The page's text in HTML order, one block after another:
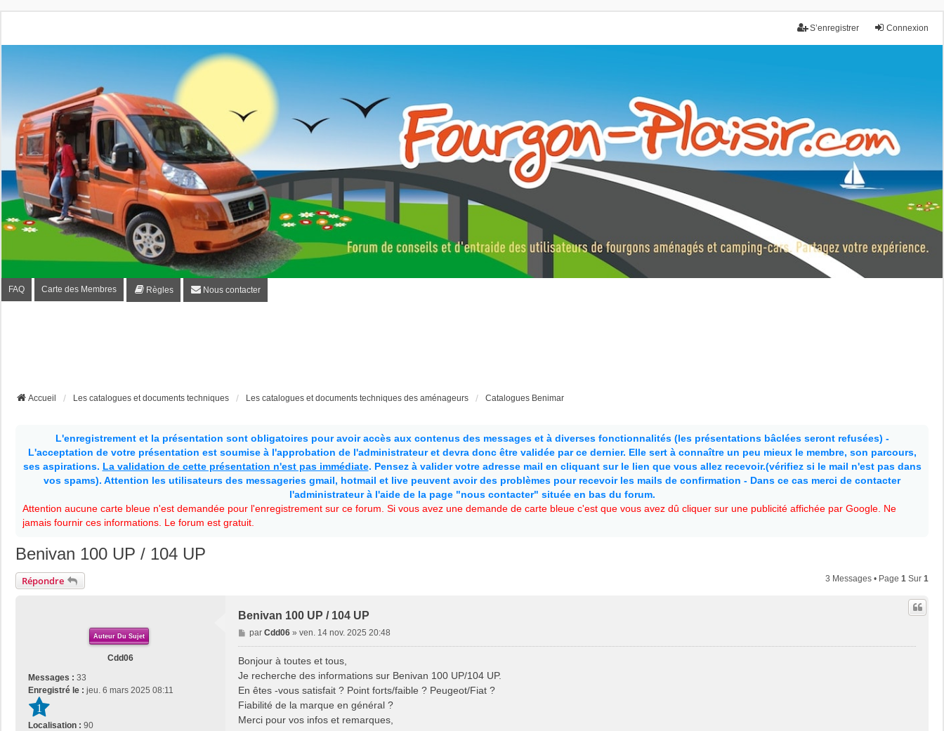
Connexion
S’enregistrer
Fourgon-plaisir.com
Forum de conseils et d'entraide des utilisateurs de fourgons, fourgons aménagés, vans et de camping-car. Partagez votre expérience.
FAQ Carte des Membres Règles Nous contacter
Accueil Les catalogues et documents techniques Les catalogues et documents techniques des aménageurs Catalogues Benimar
L'enregistrement et la présentation sont obligatoires pour avoir accès aux contenus des messages et à diverses fonctionnalités (les présentations bâclées seront refusées) -
L'acceptation de votre présentation est soumise à l'approbation de l'administrateur et devra donc être validée par ce dernier. Elle sert à connaître un peu mieux le membre, son parcours,
ses aspirations. La validation de cette présentation n'est pas immédiate. Pensez à valider votre adresse mail en cliquant sur le lien que vous allez recevoir.(vérifiez si le mail n'est pas dans
vos spams). Attention les utilisateurs des messageries gmail, hotmail et live peuvent avoir des problèmes pour recevoir les mails de confirmation - Dans ce cas merci de contacter
l'administrateur à l'aide de la page "nous contacter" située en bas du forum.
Attention aucune carte bleue n'est demandée pour l'enregistrement sur ce forum. Si vous avez une demande de carte bleue c'est que vous avez dû cliquer sur une publicité affichée par Google. Ne
jamais fournir ces informations. Le forum est gratuit.
Benivan 100 UP / 104 UP
Répondre 3 Messages • Page 1 Sur 1
Auteur Du Sujet
Cdd06
Messages : 33
Enregistré le : jeu. 6 mars 2025 08:11
1
Localisation : 90
Benivan 100 UP / 104 UP
M
e
a
g
e
par Cdd06» ven. 14 nov. 2025 20:48
Bonjour à toutes et tous,
Je recherche des informations sur Benivan 100 UP/104 UP.
En êtes -vous satisfait ? Point forts/faible ? Peugeot/Fiat ?
Fiabilité de la marque en général ?
Merci pour vos infos et remarques,